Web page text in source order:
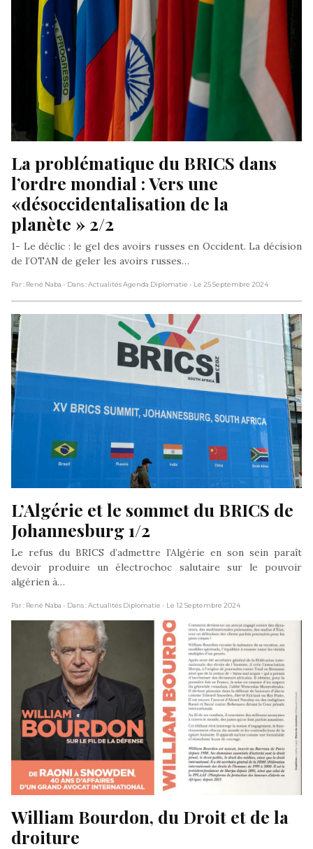
La problématique du BRICS dans
l’ordre mondial : Vers une
«désoccidentalisation de la
planète » 2/2
1- Le déclic : le gel des avoirs russes en Occident. La décision
de l’OTAN de geler les avoirs russes…
Par : René Naba - Dans : Actualités Agenda Diplomatie - Le 25 Septembre 2024
L’Algérie et le sommet du BRICS de
Johannesburg 1/2
Le refus du BRICS d’admettre l’Algérie en son sein paraît
devoir produire un électrochoc salutaire sur le pouvoir
algérien à…
Par : René Naba - Dans : Actualités Diplomatie - Le 12 Septembre 2024
William Bourdon, du Droit et de la
droiture